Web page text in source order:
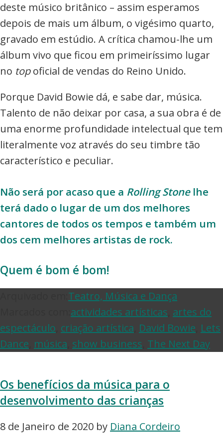
deste músico britânico – assim esperamos
depois de mais um álbum, o vigésimo quarto,
gravado em estúdio. A crítica chamou-lhe um
álbum vivo que ficou em primeiríssimo lugar
no topoficial de vendas do Reino Unido.
Porque David Bowie dá, e sabe dar, música.
Talento de não deixar por casa, a sua obra é de
uma enorme profundidade intelectual que tem
literalmente voz através do seu timbre tão
característico e peculiar.
Não será por acaso que a Rolling Stonelhe
terá dado o lugar de um dos melhores
cantores de todos os tempos e também um
dos cem melhores artistas de rock.
Quem é bom é bom!
Teatro, Música e Dança
actividades artísticas artes do
espectáculo criação artística David Bowie Lets
Dance música show business The Next Day
Os benefícios da música para o
desenvolvimento das crianças
8 de Janeiro de 2020 by Diana Cordeiro